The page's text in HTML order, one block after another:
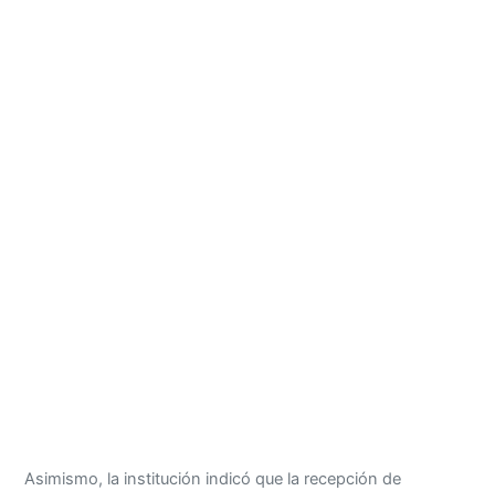
Asimismo, la institución indicó que la recepción de